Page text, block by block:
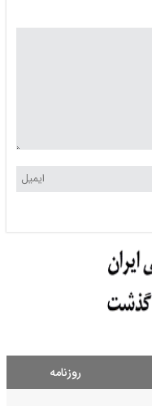
روزنامه